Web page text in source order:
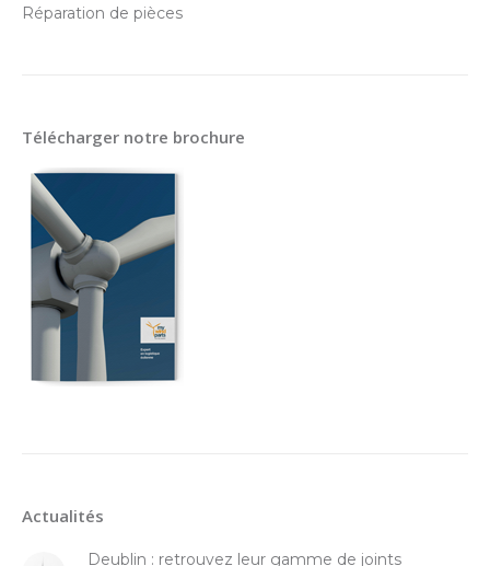
Réparation de pièces
Télécharger notre brochure
Actualités
Deublin : retrouvez leur gamme de joints